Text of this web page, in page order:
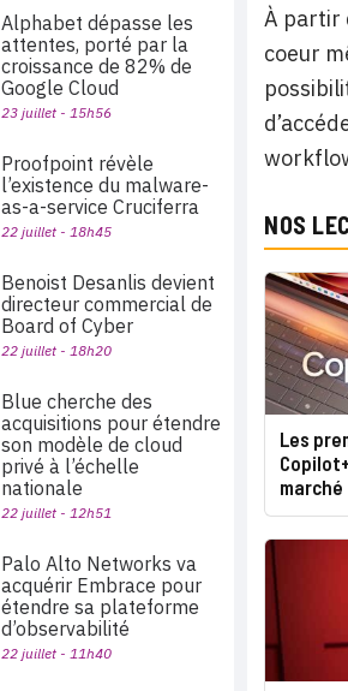
À partir
coeur
NOS
Les
marché
Alphabet dépasse les
attentes, porté par la
croissance de 82% de
Google Cloud
23 juillet - 15h56
Proofpoint révèle
l’existence du malware-
as-a-service Cruciferra
22 juillet - 18h45
Benoist Desanlis devient
directeur commercial de
Board of Cyber
22 juillet - 18h20
Blue cherche des
acquisitions pour étendre
son modèle de cloud
privé à l’échelle
nationale
22 juillet - 12h51
Palo Alto Networks va
acquérir Embrace pour
étendre sa plateforme
d’observabilité
22 juillet - 11h40